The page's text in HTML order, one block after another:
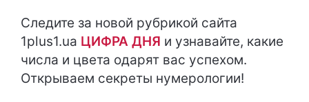
Следите за новой рубрикой сайта
1plus1.ua ЦИФРА ДНЯ и узнавайте, какие
числа и цвета одарят вас успехом.
Открываем секреты нумерологии!